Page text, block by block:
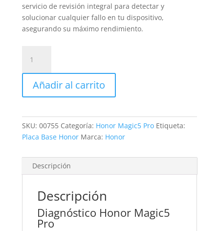
servicio de revisión integral para detectar y
solucionar cualquier fallo en tu dispositivo,
asegurando su máximo rendimiento.
Honor
Magic5
cantidad
Añadir al carrito
SKU: 00755 Categoría: Honor Magic5 Pro Etiqueta:
Placa Base Honor Marca: Honor
Descripción
Descripción
Diagnóstico Honor Magic5
Pro